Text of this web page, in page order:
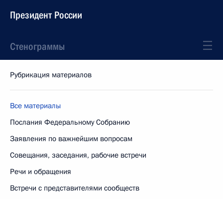
Президент России
Стенограммы
Рубрикация материалов
Все материалы
Послания Федеральному Собранию
Заявления по важнейшим вопросам
Совещания, заседания, рабочие встречи
Речи и обращения
Встречи с представителями сообществ